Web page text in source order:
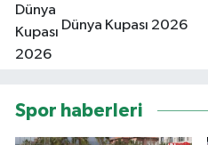
Dünya Kupası 2026
Spor haberleri